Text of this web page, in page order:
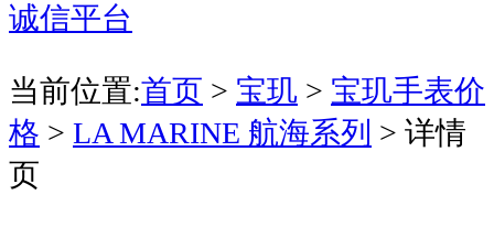
诚信平台
当前位置:首页 > 宝玑 > 宝玑手表价
格 > LA MARINE 航海系列 > 详情
页